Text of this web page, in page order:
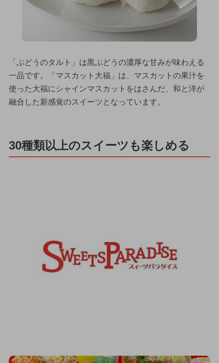
「ぶどうのタルト」は黒ぶどうの濃厚な甘みが味わえる
一品です。「マスカット大福」は、マスカットの果汁を
使った大福にシャインマスカットをはさんだ、和と洋が
融合した新感覚のスイーツとなっています。
30種類以上のスイーツも楽しめる